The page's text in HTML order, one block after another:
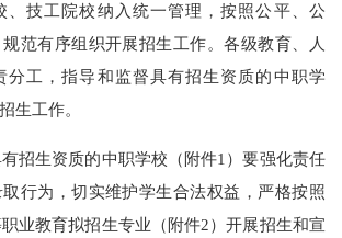
、技工院校纳入统一管理，按照公平、公
范有序组织开展招生工作。各级教育、人
分工，指导和监督具有招生资质的中职学
生工作。
生资质的中职学校（附件1）要强化责任
行为，切实维护学生合法权益，严格按照
业教育拟招生专业（附件2）开展招生和宣